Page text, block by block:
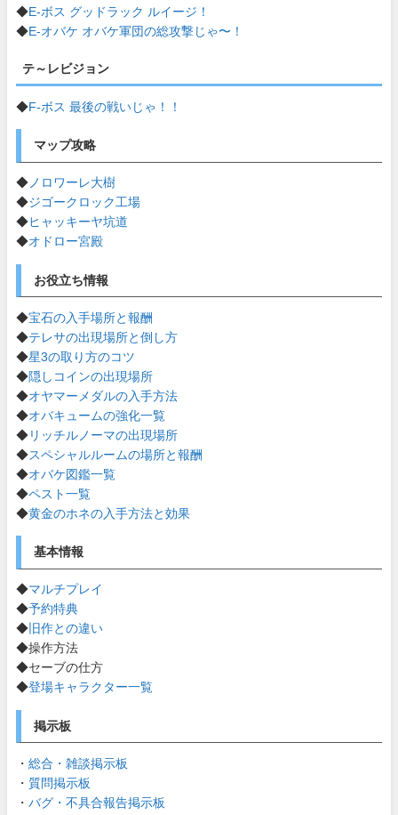
◆E-ボス グッドラック ルイージ！
◆E-オバケ オバケ軍団の総攻撃じゃ〜！
テ～レビジョン
◆F-ボス 最後の戦いじゃ！！
マップ攻略
◆ ノロワーレ大樹
◆ジゴークロック工場
◆ ヒャッキーヤ坑道
◆オドロー宮殿
お役立ち情報
◆宝石の入手場所と報酬
◆テレサの出現場所と倒し方
◆星3の取り方のコツ
◆隠しコインの出現場所
◆オヤマーメダルの入手方法
◆オバキュームの強化一覧
◆ リッチルノーマの出現場所
◆スペシャルルームの場所と報酬
◆オバケ図鑑一覧
◆ペスト一覧
◆黄金のホネの入手方法と効果
基本情報
◆マルチプレイ
◆予約特典
◆ 旧作との違い
◆操作方法
◆セーブの仕方
◆登場キャラクター一覧
掲示板
・ 総合・雑談掲示板
・ 質問掲示板
・ バグ・不具合報告掲示板